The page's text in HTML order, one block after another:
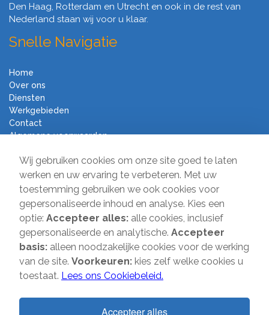
Wij gebruiken cookies om onze site goed te laten
werken en uw ervaring te verbeteren. Met uw
toestemming gebruiken we ook cookies voor
gepersonaliseerde inhoud en analyse. Kies een
optie: Accepteer alles: alle cookies, inclusief
gepersonaliseerde en analytische. Accepteer
basis: alleen noodzakelijke cookies voor de werking
van de site. Voorkeuren: kies zelf welke cookies u
toestaat. Lees ons Cookiebeleid.
Accepteer alles
Den Haag, Rotterdam en Utrecht en ook in de rest van
Nederland staan wij voor u klaar.
Snelle Navigatie
Home
Over ons
Diensten
Werkgebieden
Contact
Algemene voorwaarden
Verhuisbedrijf Direct
Sir Winston Churchilllaan 231A
2282 JS Rijswijk
085-2013 070
info@verhuisbedrijfdirect.nl
Website doorSMOOP